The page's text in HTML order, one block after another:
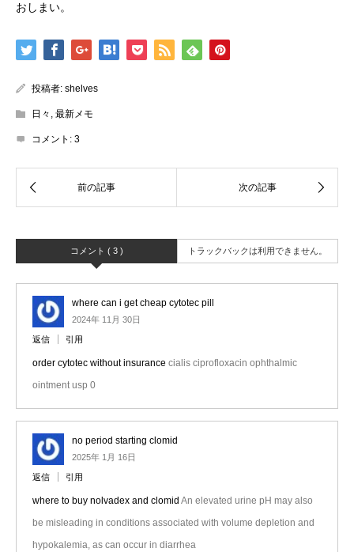
おしまい。
投稿者: shelves
日々 , 最新メモ
コメント: 3
コメント ( 3 ) トラックバックは利用できません。
where can i get cheap cytotec pill
2024年 11月 30日
返信 引用
order cytotec without insurance cialis ciprofloxacin ophthalmic
ointment usp 0
no period starting clomid
2025年 1月 16日
返信 引用
where to buy nolvadex and clomid An elevated urine pH may also
be misleading in conditions associated with volume depletion and
hypokalemia, as can occur in diarrhea